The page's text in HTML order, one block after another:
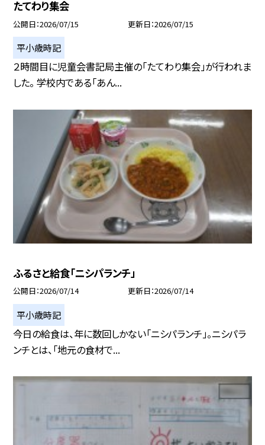
たてわり集会
公開日 2026/07/15 更新日 2026/07/15
平小歳時記
２時間目に児童会書記局主催の「たてわり集会」が行われま
した。 学校内である「あん...
ふるさと給食「ニシパランチ」
公開日 2026/07/14 更新日 2026/07/14
平小歳時記
今日の給食は、年に数回しかない「ニシパランチ」。ニシパラ
ンチとは、「地元の食材で...